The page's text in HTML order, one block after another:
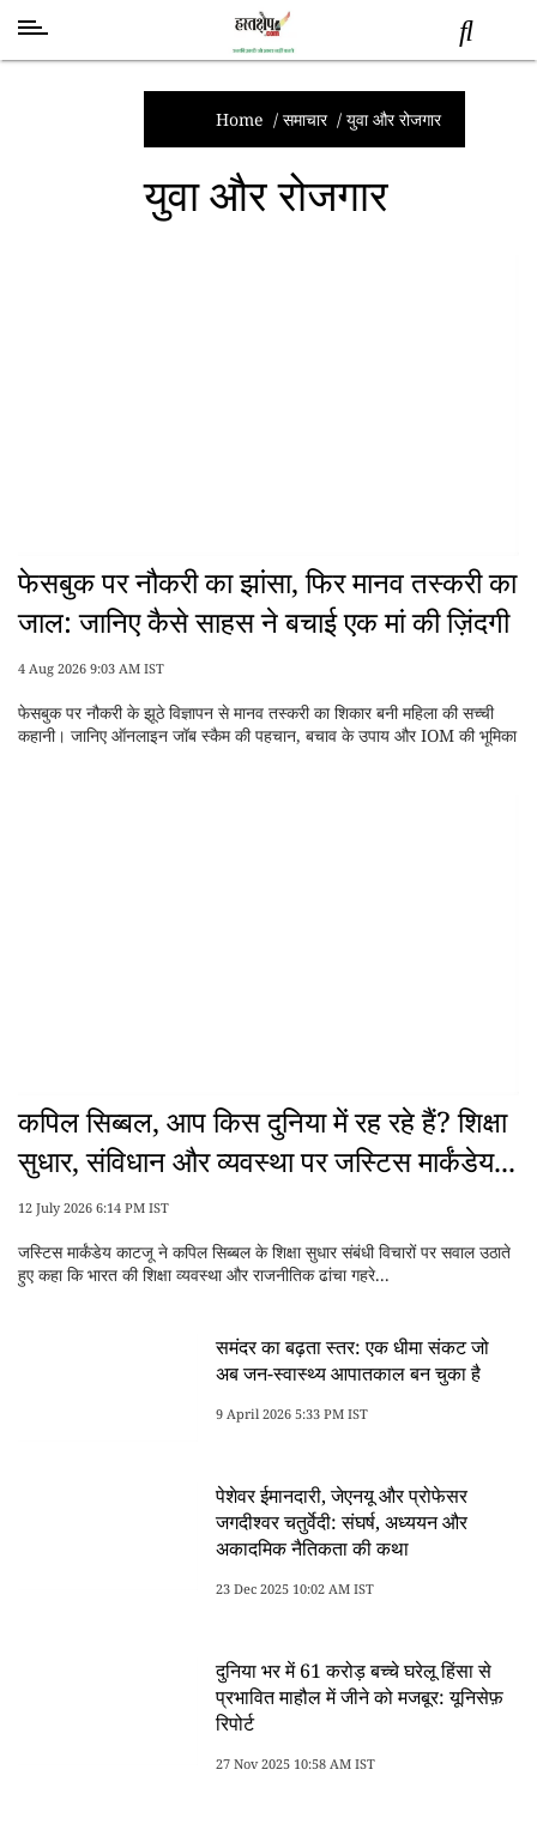
Home / समाचार/ युवा और रोजगार
युवा और रोजगार
फेसबुक पर नौकरी का झांसा, फिर मानव तस्करी का
जाल: जानिए कैसे साहस ने बचाई एक मां की ज़िंदगी
4 Aug 2026 9:03 AM IST
फेसबुक पर नौकरी के झूठे विज्ञापन से मानव तस्करी का शिकार बनी महिला की सच्ची
कहानी। जानिए ऑनलाइन जॉब स्कैम की पहचान, बचाव के उपाय और IOM की भूमिका
कपिल सिब्बल, आप किस दुनिया में रह रहे हैं? शिक्षा
सुधार, संविधान और व्यवस्था पर जस्टिस मार्कंडेय...
12 July 2026 6:14 PM IST
जस्टिस मार्कंडेय काटजू ने कपिल सिब्बल के शिक्षा सुधार संबंधी विचारों पर सवाल उठाते
हुए कहा कि भारत की शिक्षा व्यवस्था और राजनीतिक ढांचा गहरे...
समंदर का बढ़ता स्तर: एक धीमा संकट जो
अब जन-स्वास्थ्य आपातकाल बन चुका है
9 April 2026 5:33 PM IST
पेशेवर ईमानदारी, जेएनयू और प्रोफेसर
जगदीश्वर चतुर्वेदी: संघर्ष, अध्ययन और
अकादमिक नैतिकता की कथा
23 Dec 2025 10:02 AM IST
दुनिया भर में 61 करोड़ बच्चे घरेलू हिंसा से
प्रभावित माहौल में जीने को मजबूर: यूनिसेफ़
रिपोर्ट
27 Nov 2025 10:58 AM IST